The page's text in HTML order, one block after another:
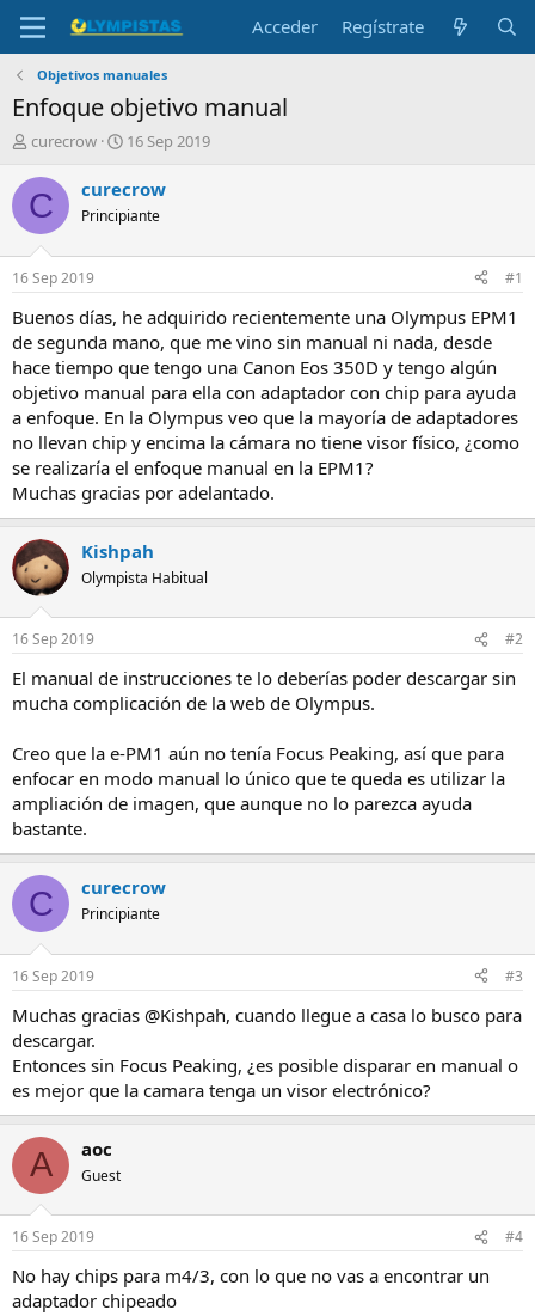
Acceder Regístrate
Objetivos manuales
Enfoque objetivo manual
I
i
c
a
d
o
r
e
l
t
e
m
a
curecrow
F
c
h
a
i
n
c
i
o
16 Sep 2019
C curecrow
Principiante
16 Sep 2019 #1
Buenos días, he adquirido recientemente una Olympus EPM1
de segunda mano, que me vino sin manual ni nada, desde
hace tiempo que tengo una Canon Eos 350D y tengo algún
objetivo manual para ella con adaptador con chip para ayuda
a enfoque. En la Olympus veo que la mayoría de adaptadores
no llevan chip y encima la cámara no tiene visor físico, ¿como
se realizaría el enfoque manual en la EPM1?
Muchas gracias por adelantado.
Kishpah
Olympista Habitual
16 Sep 2019 #2
El manual de instrucciones te lo deberías poder descargar sin
mucha complicación de la web de Olympus.
Creo que la e-PM1 aún no tenía Focus Peaking, así que para
enfocar en modo manual lo único que te queda es utilizar la
ampliación de imagen, que aunque no lo parezca ayuda
bastante.
C curecrow
Principiante
16 Sep 2019 #3
Muchas gracias @Kishpah, cuando llegue a casa lo busco para
descargar.
Entonces sin Focus Peaking, ¿es posible disparar en manual o
es mejor que la camara tenga un visor electrónico?
A aoc
Guest
16 Sep 2019 #4
No hay chips para m4/3, con lo que no vas a encontrar un
adaptador chipeado